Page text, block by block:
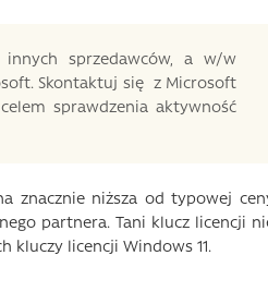
sprzedawców, a w/w
Skontaktuj się z Microsoft
celem sprawdzenia aktywność
znacznie niższa od typowej
partnera. Tani klucz licencji
kluczy licencji Windows 11.